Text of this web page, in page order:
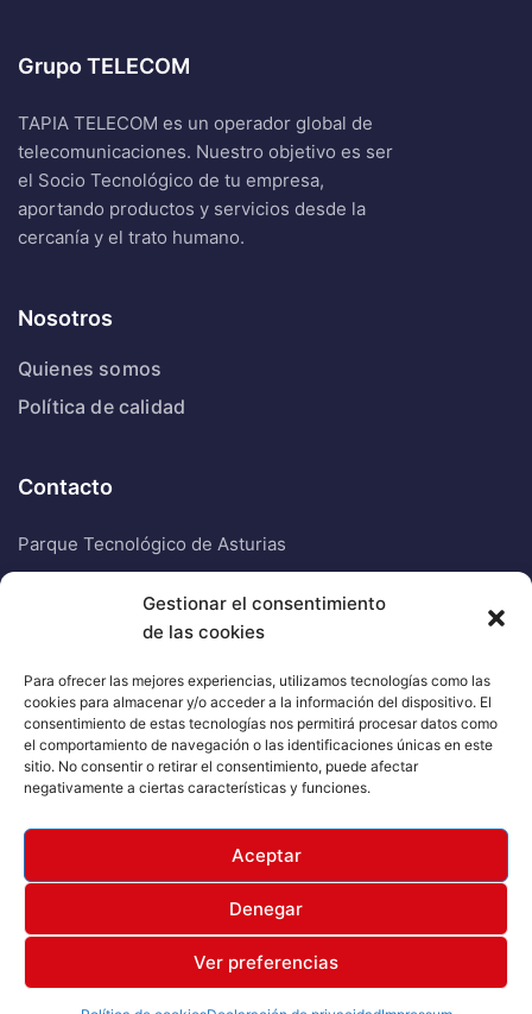
Gestionar el consentimiento
de las cookies
Para ofrecer las mejores experiencias, utilizamos tecnologías como las
cookies para almacenar y/o acceder a la información del dispositivo. El
consentimiento de estas tecnologías nos permitirá procesar datos como
el comportamiento de navegación o las identificaciones únicas en este
sitio. No consentir o retirar el consentimiento, puede afectar
negativamente a ciertas características y funciones.
Aceptar
Denegar
Ver preferencias
Grupo TELECOM
TAPIA TELECOM es un operador global de
telecomunicaciones. Nuestro objetivo es ser
el Socio Tecnológico de tu empresa,
aportando productos y servicios desde la
cercanía y el trato humano.
Nosotros
Quienes somos
Política de calidad
Contacto
Parque Tecnológico de Asturias
Edificio Centro Elena 1, oficina SH
985 20 82 19
900 00 17 17
2026 © Tapia Telecom
Aviso legal
Política de Cookies